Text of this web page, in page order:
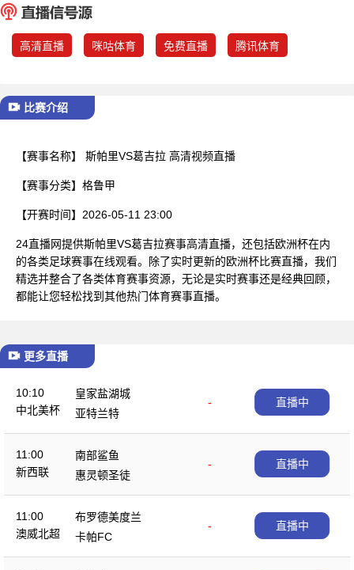
高清直播 咪咕体育 免费直播 腾讯体育
比赛介绍
【赛事名称】 斯帕里VS葛吉拉 高清视频直播
【赛事分类】 格鲁甲
【开赛时间】 2026-05-11 23:00
24直播网提供斯帕里VS葛吉拉赛事高清直播，还包括欧洲杯在内
的各类足球赛事在线观看。除了实时更新的欧洲杯比赛直播，我们
精选并整合了各类体育赛事资源，无论是实时赛事还是经典回顾，
都能让您轻松找到其他热门体育赛事直播。
更多直播
10:10
中北美杯
皇家盐湖城
-
亚特兰特
直播中
11:00
新西联
南部鲨鱼
-
惠灵顿圣徒
直播中
11:00
澳威北超
布罗德美度兰
-
卡帕FC
直播中